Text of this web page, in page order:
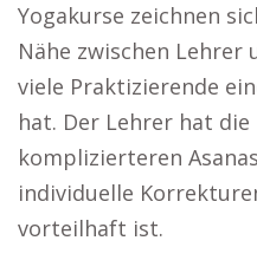
Yogakurse zeichnen
Nähe zwischen Lehrer
viele Praktizierende
hat. Der Lehrer hat
komplizierteren
individuelle
vorteilhaft ist.